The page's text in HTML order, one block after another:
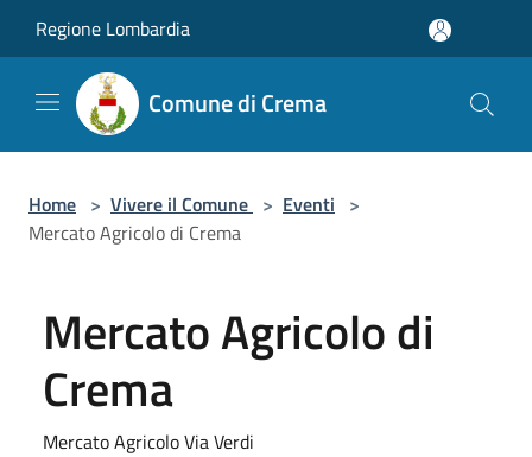
Regione Lombardia
Comune di Crema
Home > Vivere il Comune > Eventi >
Mercato Agricolo di Crema
Mercato Agricolo di
Crema
Mercato Agricolo Via Verdi